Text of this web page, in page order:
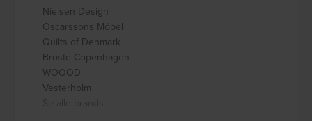
Nielsen Design
Oscarssons Móbel
Quilts of Denmark
Broste Copenhagen
WOOOD
Vesterholm